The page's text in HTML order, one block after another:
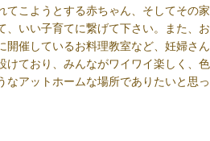
てこようとする赤ちゃん、そしてその家
、いい子育てに繋げて下さい。また、お
開催しているお料理教室など、妊婦さん
けており、みんながワイワイ楽しく、色
なアットホームな場所でありたいと思っ